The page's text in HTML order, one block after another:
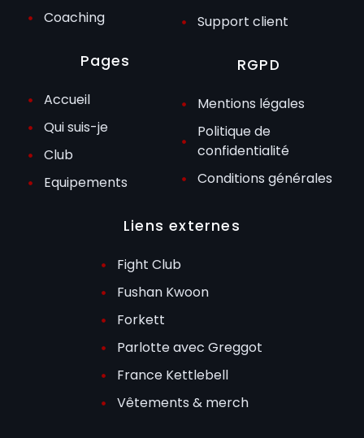
Coaching
Pages
Accueil
Qui suis-je
Club
Equipements
Support client
RGPD
Mentions légales
Politique de
confidentialité
Conditions générales
Liens externes
Fight Club
Fushan Kwoon
Forkett
Parlotte avec Greggot
France Kettlebell
Vêtements & merch